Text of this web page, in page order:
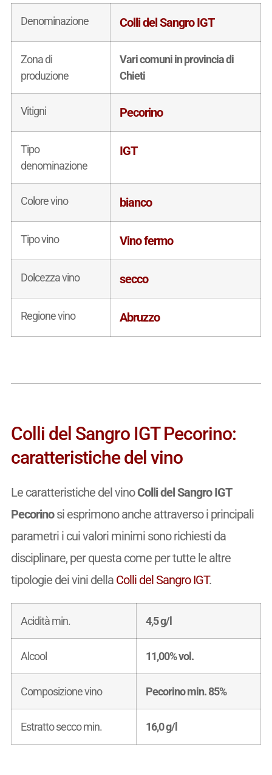
Denominazione Colli del Sangro IGT
Zona di
produzione
Vari comuni in provincia di
Chieti
Vitigni Pecorino
Tipo
denominazione
IGT
Colore vino bianco
Tipo vino Vino fermo
Dolcezza vino secco
Regione vino Abruzzo
Colli del Sangro IGT Pecorino:
caratteristiche del vino
Le caratteristiche del vinoColli del Sangro IGT
Pecorinosi esprimono anche attraverso i principali
parametri i cui valori minimi sono richiesti da
disciplinare, per questa come per tutte le altre
tipologie dei vini della Colli del Sangro IGT.
Acidità min. 4,5 g/l
Alcool 11,00% vol.
Composizione vino Pecorino min. 85%
Estratto secco min. 16,0 g/l